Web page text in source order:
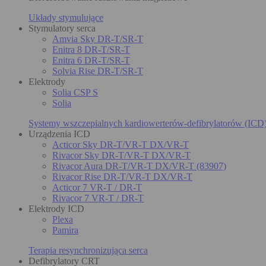
Układy stymulujące
Stymulatory serca
Amvia Sky DR-T/SR-T
Enitra 8 DR-T/SR-T
Enitra 6 DR-T/SR-T
Solvia Rise DR-T/SR-T
Elektrody
Solia CSP S
Solia
Systemy wszczepialnych kardiowerterów-defibrylatorów
Urządzenia ICD
Acticor Sky DR-T/VR-T DX/VR-T
Rivacor Sky DR-T/VR-T DX/VR-T
Rivacor Aura DR-T/VR-T DX/VR-T (83907)
Rivacor Rise DR-T/VR-T DX/VR-T
Acticor 7 VR-T / DR-T
Rivacor 7 VR-T / DR-T
Elektrody ICD
Plexa
Pamira
Terapia resynchronizująca serca
Defibrylatory CRT